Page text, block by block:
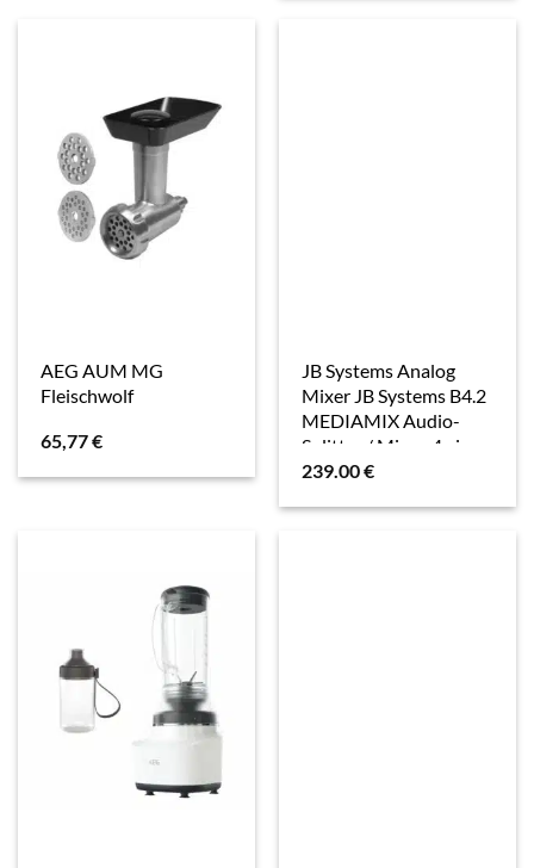
AEG AUM MG
Fleischwolf
65,77€
JB Systems Analog
Mixer JB Systems B4.2
MEDIAMIX Audio-
Splitter / Mixer, 4x in ,...
- Mischpult
239.00€